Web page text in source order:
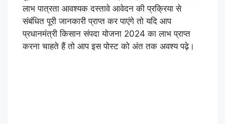
लाभ पात्रता आवश्यक दस्तावे आवेदन की प्रक्रिया से
संबंधित पूरी जानकारी प्राप्त कर पाएंगे तो यदि आप
प्रधानमंत्री किसान संपदा योजना 2024 का लाभ प्राप्त
करना चाहते हैं तो आप इस पोस्ट को अंत तक अवश्य पढ़े।